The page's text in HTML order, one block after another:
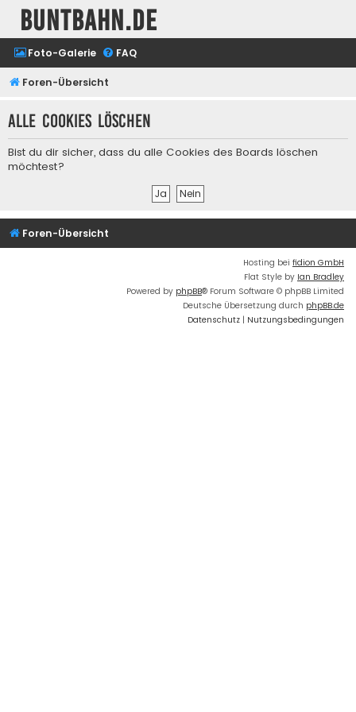
buntbahn.de
Foto-Galerie FAQ
Foren-Übersicht
Alle Cookies löschen
Bist du dir sicher, dass du alle Cookies des Boards löschen
möchtest?
Foren-Übersicht
Hosting bei fidion GmbH
Flat Style by Ian Bradley
Powered by phpBB® Forum Software © phpBB Limited
Deutsche Übersetzung durch phpBB.de
Datenschutz | Nutzungsbedingungen